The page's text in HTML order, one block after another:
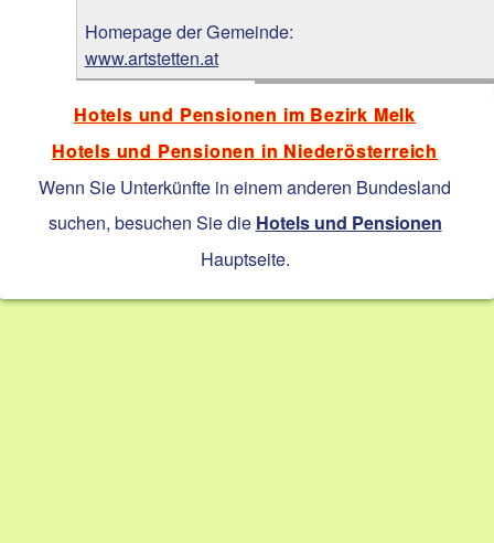
Homepage der Gemeinde:
www.artstetten.at
Hotels und Pensionen im Bezirk Melk
Hotels und Pensionen in Niederösterreich
Wenn Sie Unterkünfte in einem anderen Bundesland
suchen, besuchen Sie die Hotels und Pensionen
Hauptseite.